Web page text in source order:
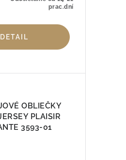
prac.dní
DETAIL
OBLIEČKY
PLAISIR
3593-01